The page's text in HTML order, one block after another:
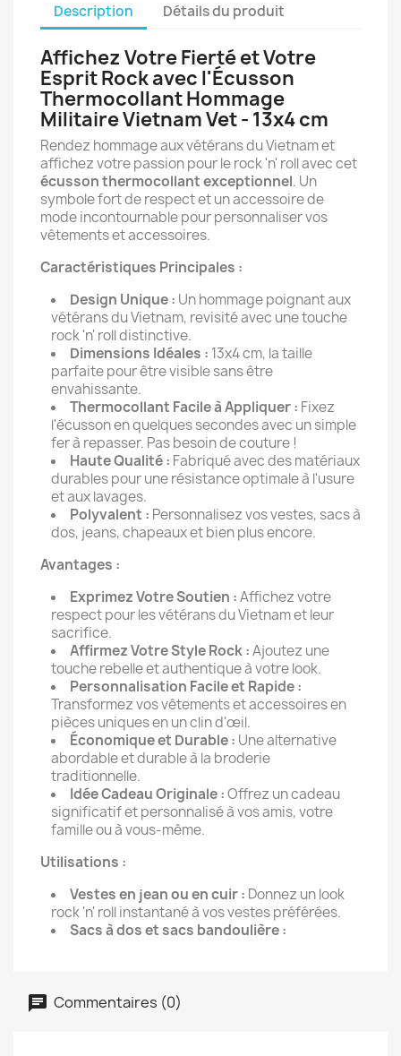
Description Détails du produit
Affichez Votre Fierté et Votre
Esprit Rock avec l'Écusson
Thermocollant Hommage
Militaire Vietnam Vet - 13x4 cm
Rendez hommage aux vétérans du Vietnam et
affichez votre passion pour le rock 'n' roll avec cet
écusson thermocollant exceptionnel. Un
symbole fort de respect et un accessoire de
mode incontournable pour personnaliser vos
vêtements et accessoires.
Caractéristiques Principales :
Design Unique : Un hommage poignant aux
vétérans du Vietnam, revisité avec une touche
rock 'n' roll distinctive.
Dimensions Idéales : 13x4 cm, la taille
parfaite pour être visible sans être
envahissante.
Thermocollant Facile à Appliquer : Fixez
l'écusson en quelques secondes avec un simple
fer à repasser. Pas besoin de couture !
Haute Qualité : Fabriqué avec des matériaux
durables pour une résistance optimale à l'usure
et aux lavages.
Polyvalent : Personnalisez vos vestes, sacs à
dos, jeans, chapeaux et bien plus encore.
Avantages :
Exprimez Votre Soutien :Affichez votre
respect pour les vétérans du Vietnam et leur
sacrifice.
Affirmez Votre Style Rock :Ajoutez une
touche rebelle et authentique à votre look.
Personnalisation Facile et Rapide :
Transformez vos vêtements et accessoires en
pièces uniques en un clin d'œil.
Économique et Durable : Une alternative
abordable et durable à la broderie
traditionnelle.
Idée Cadeau Originale :Offrez un cadeau
significatif et personnalisé à vos amis, votre
famille ou à vous-même.
Utilisations :
Vestes en jean ou en cuir : Donnez un look
rock 'n' roll instantané à vos vestes préférées.
Sacs à dos et sacs bandoulière :
Commentaires (0)